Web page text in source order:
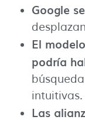
Google
El
podría
intuitivas.
Las